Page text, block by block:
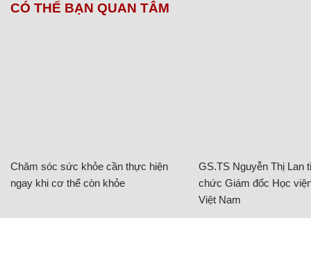
CÓ THỂ BẠN QUAN TÂM
Chăm sóc sức khỏe cần thực hiện
ngay khi cơ thể còn khỏe
GS.TS Nguyễn Thị Lan
chức Giám đốc Học
Việt Nam